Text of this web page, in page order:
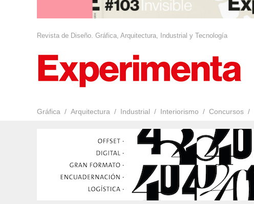
Revista de Diseño. Gráfica, Arquitectura, Industrial y Tecnología
Gráfica Arquitectura Industrial Interiorismo Concursos